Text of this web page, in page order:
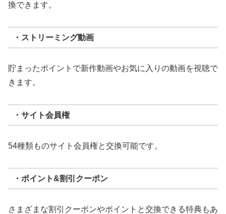
換できます。
・ストリーミング動画
貯まったポイントで新作動画やお気に入りの動画を視聴で
きます。
・サイト会員権
54種類ものサイト会員権と交換可能です。
・ポイント&割引クーポン
さまざまな割引クーポンやポイントと交換できる特典もあ